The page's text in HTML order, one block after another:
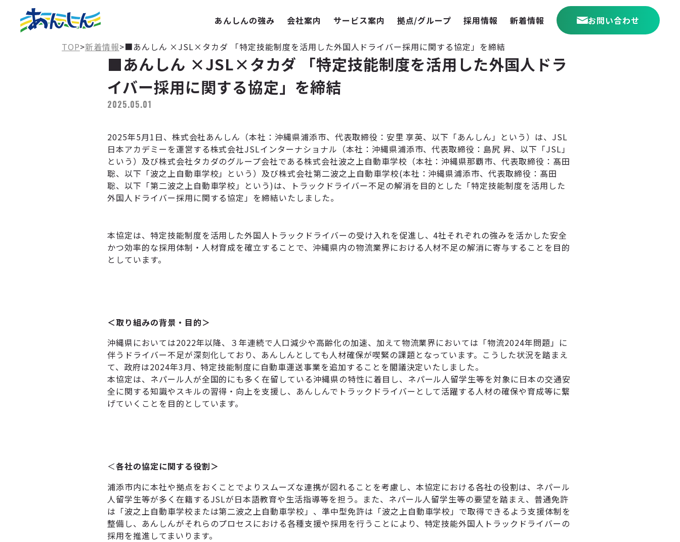
あんしんの強み 会社案内 サービス案内 拠点/グループ 採用情報 新着情報 お問い合わせ
TOP>新着情報>■あんしん ×JSL×タカダ 「特定技能制度を活用した外国人ドライバー採用に関する協定」を締結
■あんしん ×JSL×タカダ 「特定技能制度を活用した外国人ドラ
イバー採用に関する協定」を締結
2025.05.01
2025年5月1日、株式会社あんしん（本社：沖縄県浦添市、代表取締役：安里 享英、以下「あんしん」という）は、JSL
日本アカデミーを運営する株式会社JSLインターナショナル（本社：沖縄県浦添市、代表取締役：島尻 昇、以下「JSL」
という）及び株式会社タカダのグループ会社である株式会社波之上自動車学校（本社：沖縄県那覇市、代表取締役：髙田
聡、以下「波之上自動車学校」という）及び株式会社第二波之上自動車学校(本社：沖縄県浦添市、代表取締役：髙田
聡、以下「第二波之上自動車学校」という)は、トラックドライバー不足の解消を目的とした「特定技能制度を活用した
外国人ドライバー採用に関する協定」を締結いたしました。
本協定は、特定技能制度を活用した外国人トラックドライバーの受け入れを促進し、4社それぞれの強みを活かした安全
かつ効率的な採用体制・人材育成を確立することで、沖縄県内の物流業界における人材不足の解消に寄与することを目的
としています。
＜取り組みの背景・目的＞
沖縄県においては2022年以降、３年連続で人口減少や高齢化の加速、加えて物流業界においては「物流2024年問題」に
伴うドライバー不足が深刻化しており、あんしんとしても人材確保が喫緊の課題となっています。こうした状況を踏まえ
て、政府は2024年3月、特定技能制度に自動車運送事業を追加することを閣議決定いたしました。
本協定は、ネパール人が全国的にも多く在留している沖縄県の特性に着目し、ネパール人留学生等を対象に日本の交通安
全に関する知識やスキルの習得・向上を支援し、あんしんでトラックドライバーとして活躍する人材の確保や育成等に繋
げていくことを目的としています。
＜各社の協定に関する役割＞
浦添市内に本社や拠点をおくことでよりスムーズな連携が図れることを考慮し、本協定における各社の役割は、ネパール
人留学生等が多く在籍するJSLが日本語教育や生活指導等を担う。また、ネパール人留学生等の要望を踏まえ、普通免許
は「波之上自動車学校または第二波之上自動車学校」、準中型免許は「波之上自動車学校」で取得できるよう支援体制を
整備し、あんしんがそれらのプロセスにおける各種支援や採用を行うことにより、特定技能外国人トラックドライバーの
採用を推進してまいります。